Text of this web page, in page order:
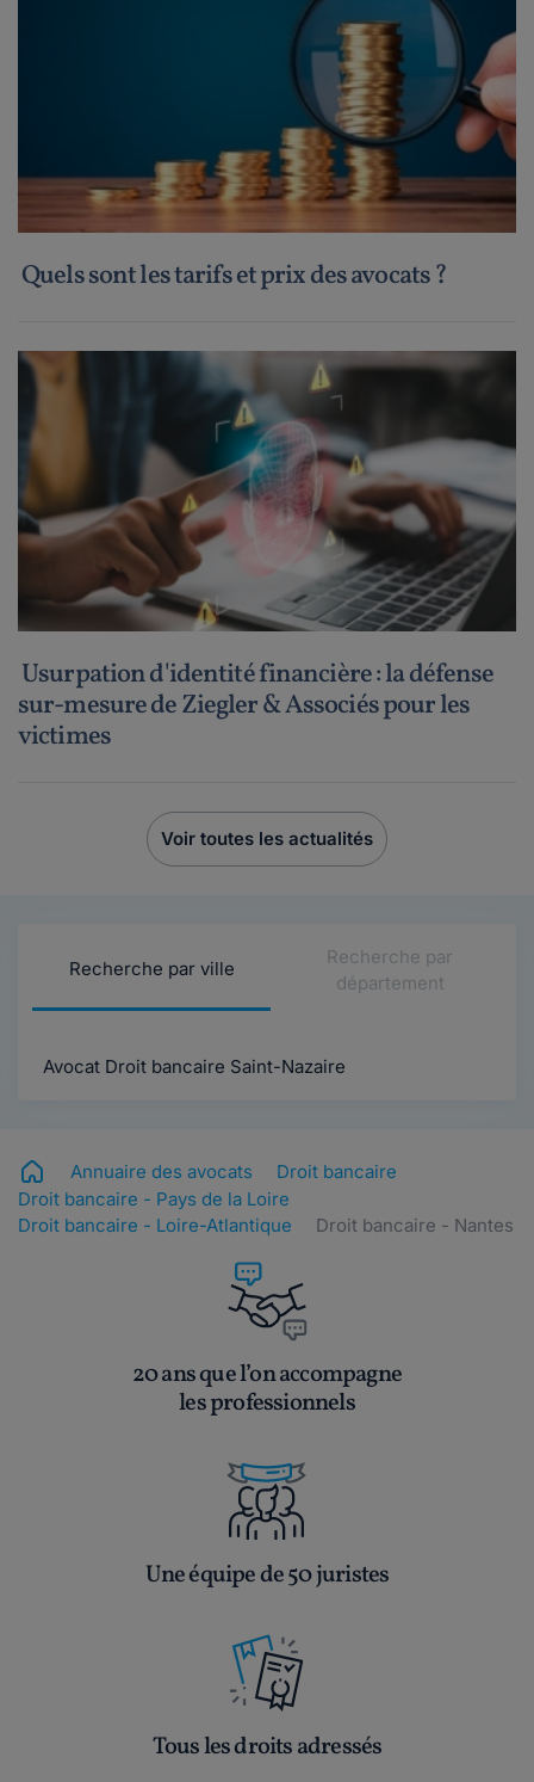
Quels sont les tarifs et prix des avocats ?
Usurpation d'identité financière : la défense
sur-mesure de Ziegler & Associés pour les
victimes
Voir toutes les actualités
Recherche par ville
Recherche par
département
Avocat Droit bancaire Saint-Nazaire
Annuaire des avocats
Droit bancaire
Droit bancaire - Pays de la Loire
Droit bancaire - Loire-Atlantique
Droit bancaire - Nantes
20 ans que l’on accompagne
les professionnels
Une équipe de 50 juristes
Tous les droits adressés